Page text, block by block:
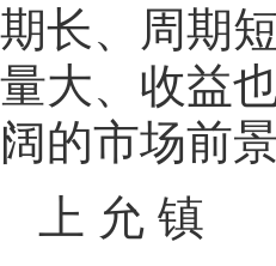
期长、周期
量大、收益
阔的市场前
上 允 镇